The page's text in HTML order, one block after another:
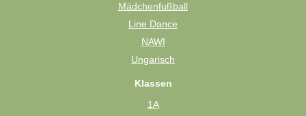
Mädchenfußball
Line Dance
NAWI
Ungarisch
Klassen
1A